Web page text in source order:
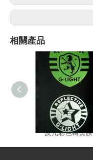
相關產品
反光彩色轉燙膜